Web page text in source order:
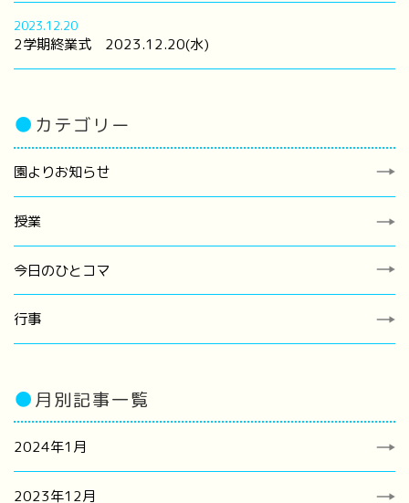
2023.12.20
2学期終業式 2023.12.20(水)
● カテゴリー
園よりお知らせ
授業
今日のひとコマ
行事
●月別記事一覧
2024年1月
2023年12月